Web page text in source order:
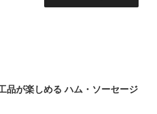
品が楽しめる ハム・ソーセージ